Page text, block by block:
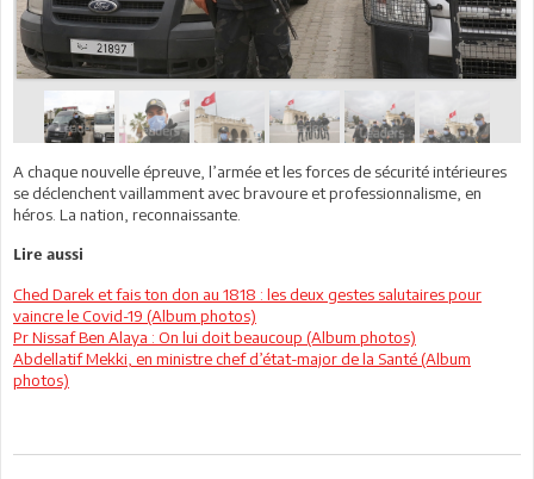
A chaque nouvelle épreuve, l’armée et les forces de sécurité intérieures
se déclenchent vaillamment avec bravoure et professionnalisme, en
héros. La nation, reconnaissante.
Lire aussi
Ched Darek et fais ton don au 1818 : les deux gestes salutaires pour
vaincre le Covid-19 (Album photos)
Pr Nissaf Ben Alaya : On lui doit beaucoup (Album photos)
Abdellatif Mekki, en ministre chef d’état-major de la Santé (Album
photos)